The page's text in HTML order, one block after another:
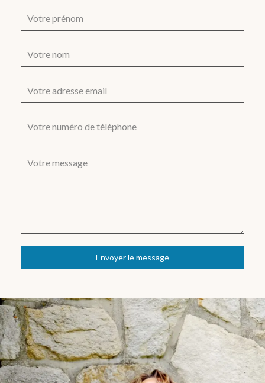
Envoyer le message